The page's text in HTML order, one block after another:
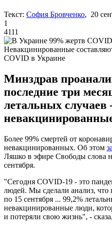
Текст: София Бровченко, 20
1
4111
Невакцинированные
COVID в Украине
Минздрав
последние три
летальных случаев
Более 99% смертей от
невакцинированных. Об этом
Ляшко в эфире Свободы слова
сентября.
"Сегодня COVID-19 - это
людей. Мы сделали анализ, что
по 15 сентября ... 99,2%
невакцинированные люди,
и потеряли свою жизнь", -